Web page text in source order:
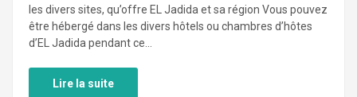
les divers sites, qu’offre EL Jadida et sa région Vous pouvez
être hébergé dans les divers hôtels ou chambres d’hôtes
d’EL Jadida pendant ce...
Lire la suite